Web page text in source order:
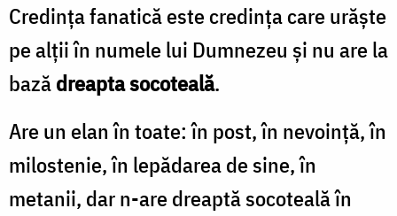
Credința fanatică este credința care urăște
pe alții în numele lui Dumnezeu și nu are la
bazădreapta socoteală.
Are un elan în toate: în post, în nevoință, în
milostenie, în lepădarea de sine, în
metanii, dar n-are dreaptă socoteală în